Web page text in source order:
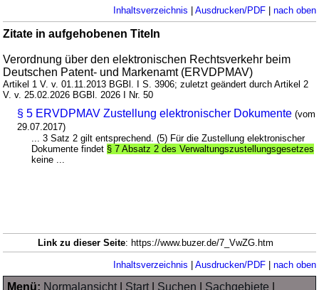
Inhaltsverzeichnis | Ausdrucken/PDF| nach oben
Zitate in aufgehobenen Titeln
Verordnung über den elektronischen Rechtsverkehr beim
Deutschen Patent- und Markenamt (ERVDPMAV)
Artikel 1 V. v. 01.11.2013 BGBl. I S. 3906; zuletzt geändert durch Artikel 2
V. v. 25.02.2026 BGBl. 2026 I Nr. 50
§ 5 ERVDPMAV Zustellung elektronischer Dokumente (vom
29.07.2017)
... 3 Satz 2 gilt entsprechend. (5) Für die Zustellung elektronischer
Dokumente findet § 7 Absatz 2 des Verwaltungszustellungsgesetzes
keine ...
Link zu dieser Seite: https://www.buzer.de/7_VwZG.htm
Inhaltsverzeichnis | Ausdrucken/PDF| nach oben
Menü: Normalansicht| Start| Suchen Sachgebiete